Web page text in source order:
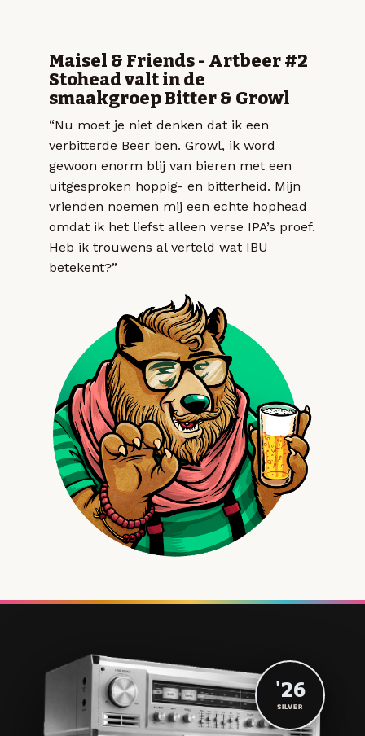
Maisel & Friends - Artbeer #2
Stohead valt in de
smaakgroep Bitter & Growl
“Nu moet je niet denken dat ik een
verbitterde Beer ben. Growl, ik word
gewoon enorm blij van bieren met een
uitgesproken hoppig- en bitterheid. Mijn
vrienden noemen mij een echte hophead
omdat ik het liefst alleen verse IPA’s proef.
Heb ik trouwens al verteld wat IBU
betekent?”
'26
SILVER